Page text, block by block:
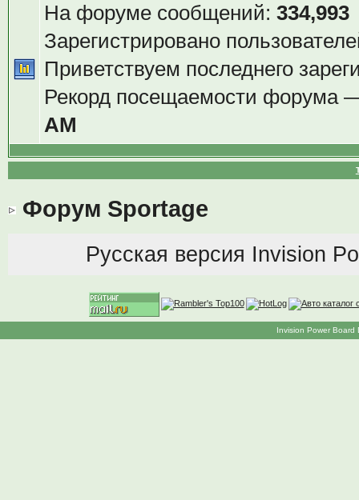
На форуме сообщений: 334,993
Зарегистрировано
Приветствуем последнего
Рекорд посещаемости форума
AM
Форум Sportage
Русская версия Invision
Invision Power